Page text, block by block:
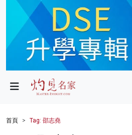
政局
財經
首頁 Tag: 邵志堯